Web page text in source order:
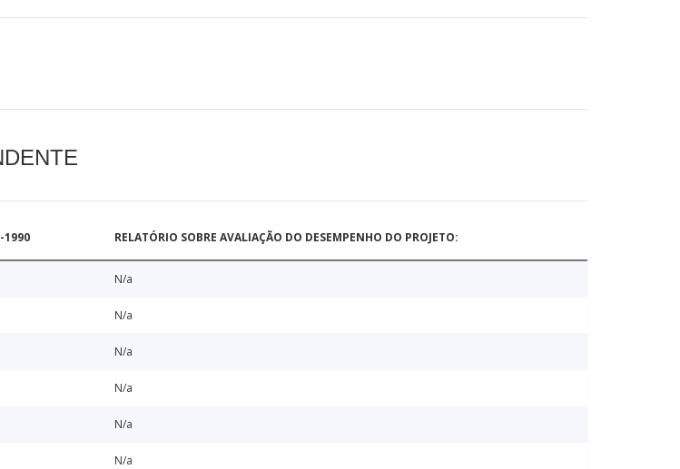
1990 RELATÓRIO SOBRE AVALIAÇÃO DO DESEMPENHO DO PROJETO:
N/a
N/a
N/a
N/a
N/a
N/a